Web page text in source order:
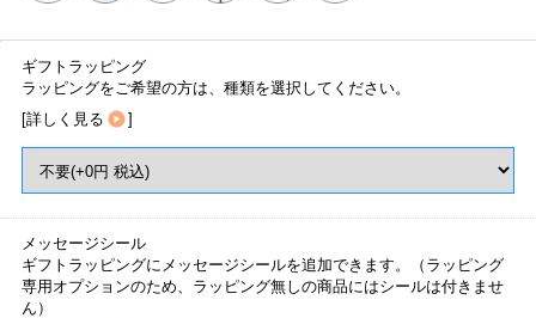
ギフトラッピング
ラッピングをご希望の方は、種類を選択してください。
[詳しく見る ]
メッセージシール
ギフトラッピングにメッセージシールを追加できます。（ラッピング
専用オプションのため、ラッピング無しの商品にはシールは付きませ
ん）